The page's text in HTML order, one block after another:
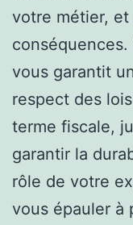
votre métier,
vous garantit
respect des
terme fiscale,
garantir la
rôle de votre
vous épauler à